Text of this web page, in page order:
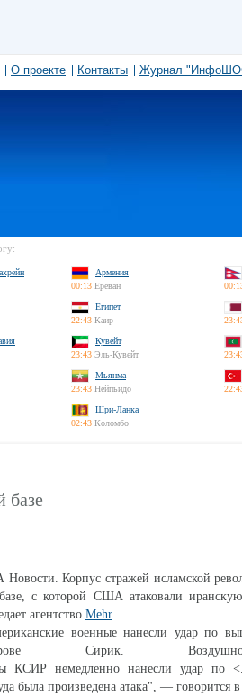
О проекте Контакты Журнал
Армения
00:13 Ереван
Египет
22:43 Каир
Кувейт
23:43 Эль-Кувейт
Мьянма
23:43 Нейпьидо
Шри-Ланка
02:43 Коломбо
базе
Новости. Корпус стражей исламской
с которой США атаковали
агентство Mehr.
военные нанесли удар по
Сирик. Воздушно-
КСИР немедленно нанесли удар по
была произведена атака", — говорится